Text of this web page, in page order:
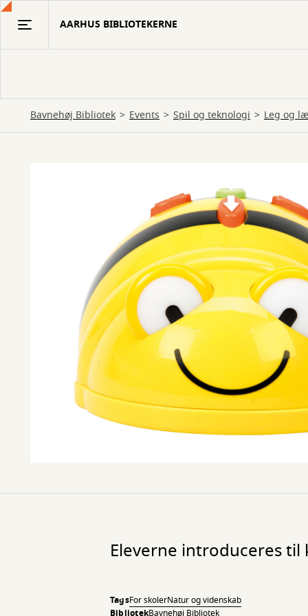
Gå
AARHUS BIBLIOTEKERNE
Bavnehøj Bibliotek Events Spil og teknologi Leg og
Eleverne introduceres
TagsFor skolerNatur og videnskab
BibliotekBavnehøj Bibliotek